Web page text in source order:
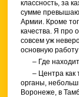
классность, за
сумме
Армии. Кроме
качества. Я про
совсем уж
основную
– Где
– Центра как
органы,
Воронеже, в